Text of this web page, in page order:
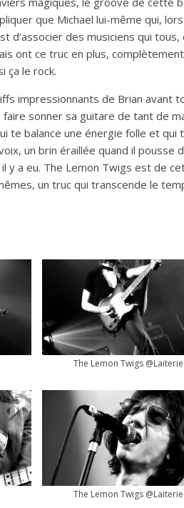
que Michael lui-même qui,
d’associer des musiciens qui
ont ce truc en plus,
ça le rock.
impressionnants de Brian avant
sonner sa guitare de tant de
te balance une énergie folle et qui
un brin éraillée quand il pousse
y a eu. The Lemon Twigs est de
un truc qui transcende le
The Lemon Twigs @Laiterie
The Lemon Twigs @Laiterie